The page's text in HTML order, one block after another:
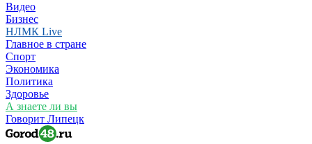
Видео
Бизнес
НЛМК Live
Главное в стране
Спорт
Экономика
Политика
Здоровье
А знаете ли вы
Говорит Липецк